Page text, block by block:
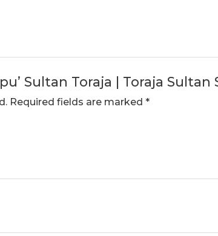
Sultan Toraja | Toraja Sultan
Required fields are marked*